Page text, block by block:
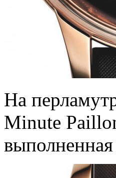
На
Minute